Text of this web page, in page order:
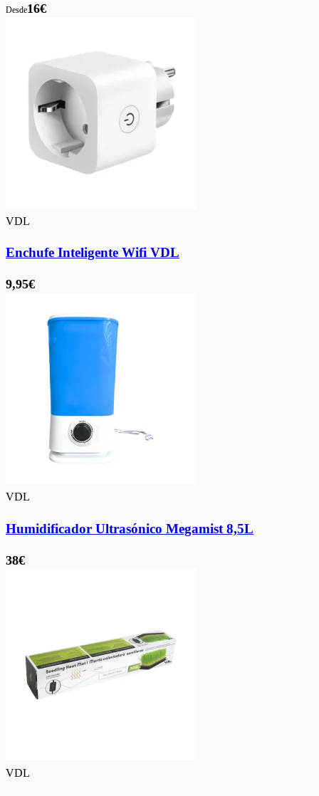
Desde16€
VDL
Enchufe Inteligente Wifi VDL
9,95€
VDL
Humidificador Ultrasónico Megamist 8,5L
38€
VDL